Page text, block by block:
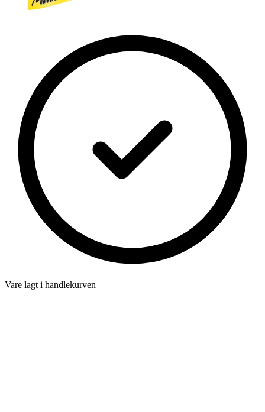
Vare lagt i handlekurven